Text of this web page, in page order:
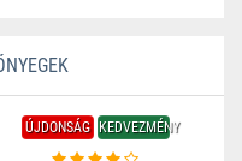
ÚJDONSÁG KEDVEZMÉNY